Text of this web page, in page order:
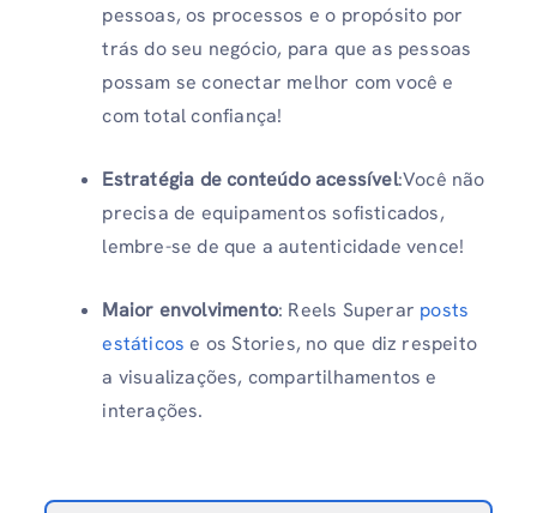
pessoas, os processos e o propósito por
trás do seu negócio, para que as pessoas
possam se conectar melhor com você e
com total confiança!
Estratégia de conteúdo acessível:Você não
precisa de equipamentos sofisticados,
lembre-se de que a autenticidade vence!
Maior envolvimento: Reels Superar posts
estáticos e os Stories, no que diz respeito
a visualizações, compartilhamentos e
interações.